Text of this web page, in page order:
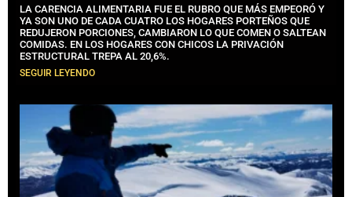
LA CARENCIA ALIMENTARIA FUE EL RUBRO QUE MÁS EMPEORÓ Y
YA SON UNO DE CADA CUATRO LOS HOGARES PORTEÑOS QUE
REDUJERON PORCIONES, CAMBIARON LO QUE COMEN O SALTEAN
COMIDAS. EN LOS HOGARES CON CHICOS LA PRIVACIÓN
ESTRUCTURAL TREPA AL 20,6%.
SEGUIR LEYENDO